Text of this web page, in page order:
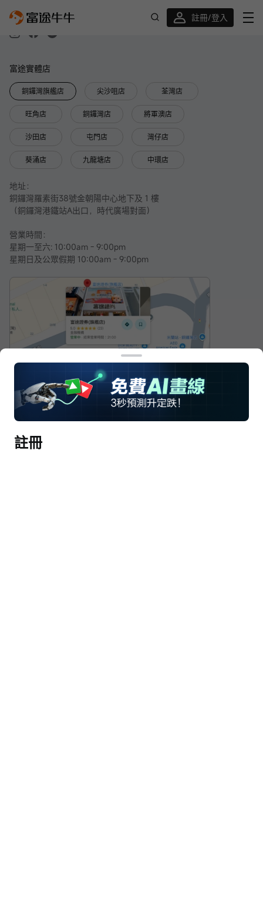
註冊
註冊/登入
迎新驚喜賞 股票/BTC等任你揀!
提供開戶及相關查詢服務 (星期一至五，公眾假期除外)
富途實體店
銅鑼灣旗艦店 尖沙咀店 荃灣店
旺角店 銅鑼灣店 將軍澳店
沙田店 屯門店 灣仔店
葵涌店 九龍塘店 中環店
地址：
銅鑼灣羅素街38號金朝陽中心地下及 1 樓
（銅鑼灣港鐵站A出口，時代廣場對面）
營業時間：
星期一至六: 10:00am - 9:00pm
星期日及公眾假期 10:00am - 9:00pm
反饋建議 信息安全漏洞反饋 投資者關係 富途牛牛服務協議
隱私政策
富途證券